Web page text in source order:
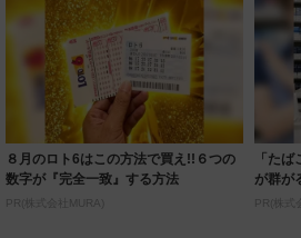
８月のロト6はこの方法で買え!!６つの
数字が『完全一致』する方法
PR(株式会社MURA)
「た
が群が
PR(株式